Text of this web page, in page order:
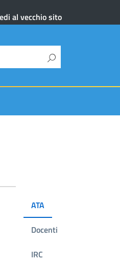
al vecchio sito
ATA
Docenti
IRC